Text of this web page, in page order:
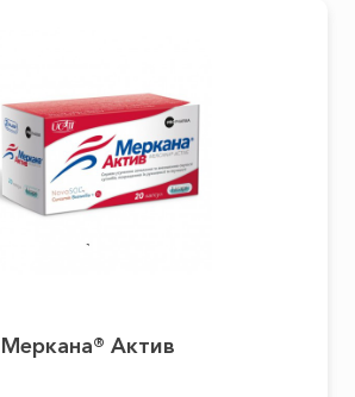
Меркана® Актив